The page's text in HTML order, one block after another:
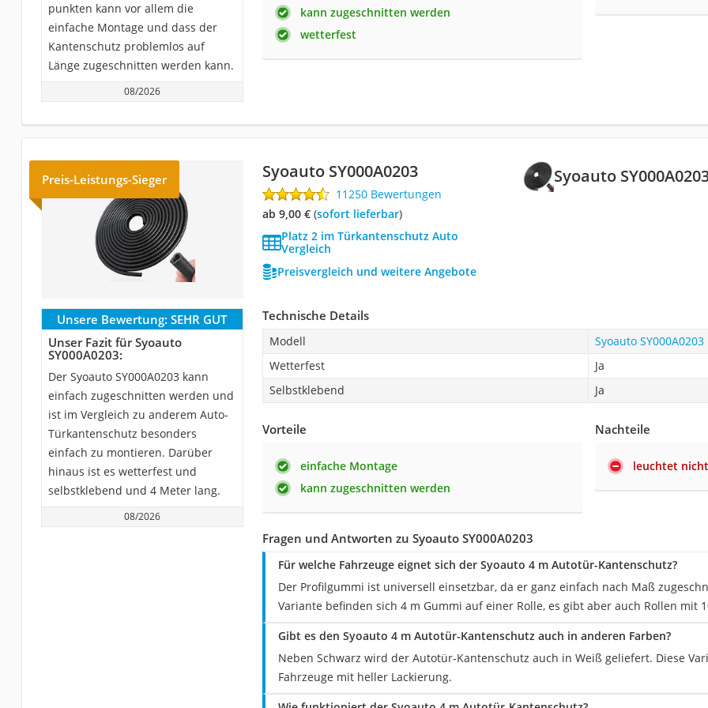
punkten kann vor allem die
einfache Montage und dass der
Kantenschutz problemlos auf
Länge zugeschnitten werden kann.
08/2026
kann zugeschnitten werden
wetterfest
Syoauto
Preis-Leistungs-Sieger Syoauto SY000A0203
11250 Bewertungen
ab 9,00 €( Sofort lieferbar)
Platz 2 im Türkantenschutz Auto
Vergleich
Preisvergleich und weitere Angebote
Unsere Bewertung: SEHR GUT
Unser Fazit für Syoauto
SY000A0203:
Der Syoauto SY000A0203 kann
einfach zugeschnitten werden und
ist im Vergleich zu anderem Auto-
Türkantenschutz besonders
einfach zu montieren. Darüber
hinaus ist es wetterfest und
selbstklebend und 4 Meter lang.
08/2026
Technische Details
Modell
Syoauto SY000A0203
Wetterfest
Ja
Selbstklebend
Ja
Vorteile
einfache Montage
kann zugeschnitten werden
Nachteile
leuchtet
Fragen und Antworten zu Syoauto SY000A0203
Für welche Fahrzeuge eignet sich der Syoauto 4 m Autotür-Kantenschutz?
Der Profilgummi ist universell einsetzbar, da er ganz einfach nach Maß
Variante befinden sich 4 m Gummi auf einer Rolle, es gibt aber auch Rollen mit
Gibt es den Syoauto 4 m Autotür-Kantenschutz auch in anderen Farben?
Neben Schwarz wird der Autotür-Kantenschutz auch in Weiß geliefert. Diese
Fahrzeuge mit heller Lackierung.